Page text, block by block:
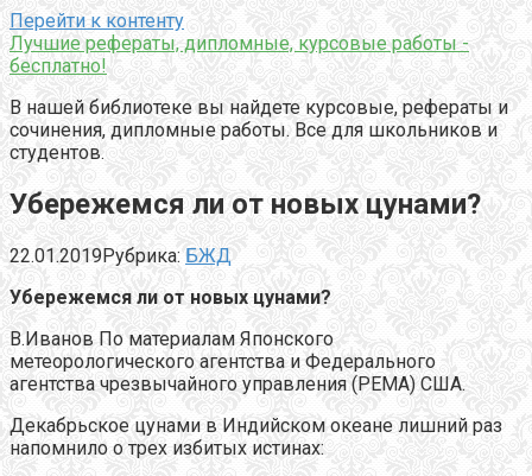
Перейти к контенту
Лучшие рефераты, дипломные, курсовые работы -
бесплатно!
В нашей библиотеке вы найдете курсовые, рефераты и
сочинения, дипломные работы. Все для школьников и
студентов.
Убережемся ли от новых цунами?
22.01.2019Рубрика: БЖД
Убережемся ли от новых цунами?
В.Иванов По материалам Японского
метеорологического агентства и Федерального
агентства чрезвычайного управления (РЕМА) США.
Декабрьское цунами в Индийском океане лишний раз
напомнило о трех избитых истинах: